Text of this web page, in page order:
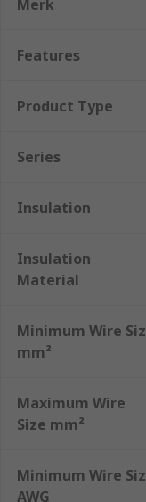
Merk
Features
Product Type
Series
Insulation
Insulation
Material
Minimum Wire
mm²
Maximum Wire
Size mm²
Minimum Wire
AWG